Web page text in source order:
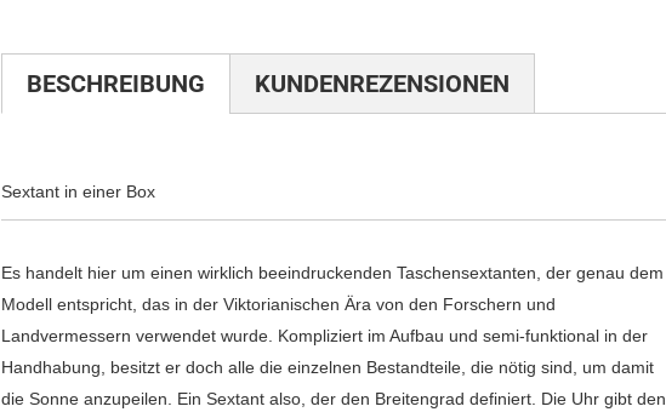
BESCHREIBUNG KUNDENREZENSIONEN
Sextant in einer Box
Es handelt hier um einen wirklich beeindruckenden Taschensextanten, der genau dem
Modell entspricht, das in der Viktorianischen Ära von den Forschern und
Landvermessern verwendet wurde. Kompliziert im Aufbau und semi-funktional in der
Handhabung, besitzt er doch alle die einzelnen Bestandteile, die nötig sind, um damit
die Sonne anzupeilen. Ein Sextant also, der den Breitengrad definiert. Die Uhr gibt den